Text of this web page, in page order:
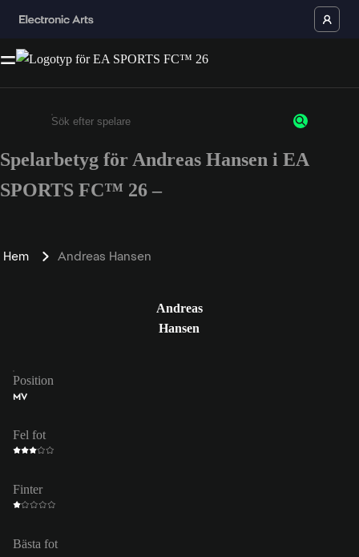
Ange minst 3 tecken eller siffror
Spelarbetyg för Andreas Hansen i EA
SPORTS FC™ 26 –
Hem Andreas Hansen
Andreas
Hansen
Position
MV
Fel fot
Finter
Bästa fot